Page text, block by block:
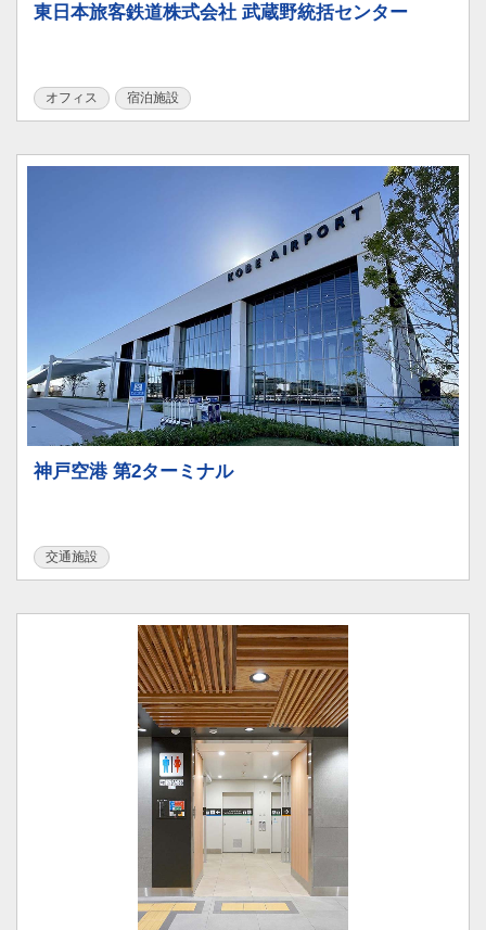
東日本旅客鉄道株式会社 武蔵野統括センター
オフィス 宿泊施設
神戸空港 第2ターミナル
交通施設